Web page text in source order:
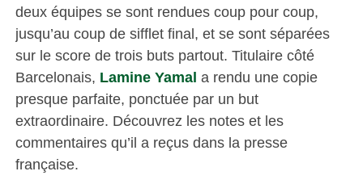
deux équipes se sont rendues coup pour coup,
jusqu’au coup de sifflet final, et se sont séparées
sur le score de trois buts partout. Titulaire côté
Barcelonais, Lamine Yamal a rendu une copie
presque parfaite, ponctuée par un but
extraordinaire. Découvrez les notes et les
commentaires qu’il a reçus dans la presse
française.